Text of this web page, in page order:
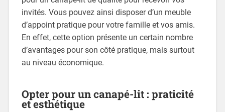
invités. Vous pouvez ainsi disposer d’un meuble
d’appoint pratique pour votre famille et vos amis.
En effet, cette option présente un certain nombre
d’avantages pour son côté pratique, mais surtout
au niveau économique.
Opter pour un canapé-lit : praticité
et esthétique